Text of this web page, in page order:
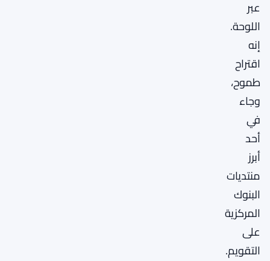
عبر
اللوحة.
إنه
اقتراح
طموح،
وجاء
في
أحد
أبرز
منتديات
البنوك
المركزية
على
التقويم.